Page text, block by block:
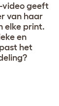
video geeft
van haar
elke print.
en
het